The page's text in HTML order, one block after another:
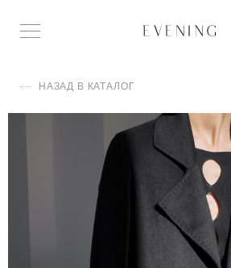
НАЗАД В КАТАЛОГ